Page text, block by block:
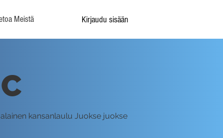
Meistä Kirjaudu sisään
kansanlaulu Juokse juokse